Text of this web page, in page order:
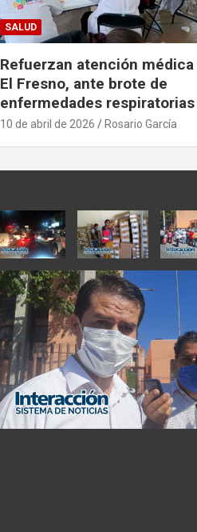
SALUD
Refuerzan atención médica
El Fresno, ante brote de
enfermedades respiratorias
10 de abril de 2026 Rosario García